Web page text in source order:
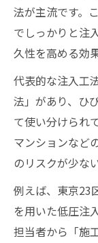
法が主流です。
でしっかりと注
久性を高める効
代表的な注入工
法」があり、ひ
て使い分けられ
マンションなど
のリスクが少な
例えば、東京23
を用いた低圧注
担当者から「施